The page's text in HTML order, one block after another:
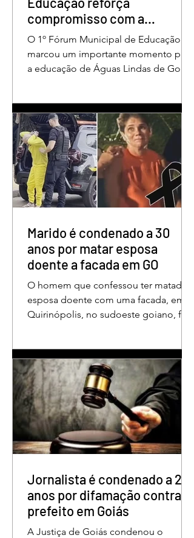
compromisso com a
valorização dos educadores
em Águas Lindas
O 1º Fórum Municipal de Educação
marcou um importante momento para
a educação de Águas Lindas de Goiás,
para promover conhecimento,
reflexão, troca de experiências e
valorização daqueles que exercem um
papel fundamental na formação das
futuras gerações. Durante o evento, o
secretário municipal de Educação,
Denildson Oliveira, destacou que o
aos educadores muito mais do que
Marido é condenado a 30
anos por matar esposa
doente a facada em GO
O homem que confessou ter matado a
esposa doente com uma facada, em
Quirinópolis, no sudoeste goiano, foi
em outubro de 2025, na casa do casal.
À época, Cléria Rosa de Moraes se
recuperava de um Acidente Vascular
Cerebral (AVC) e estava em condição
de fragilidade física. De acordo com o
processo, Cléria foi morta com um
único golpe de faca no pescoço,
repousando, desferido pelo
Jornalista é condenado a 2
anos por difamação contra
prefeito em Goiás
A Justiça de Goiás condenou o